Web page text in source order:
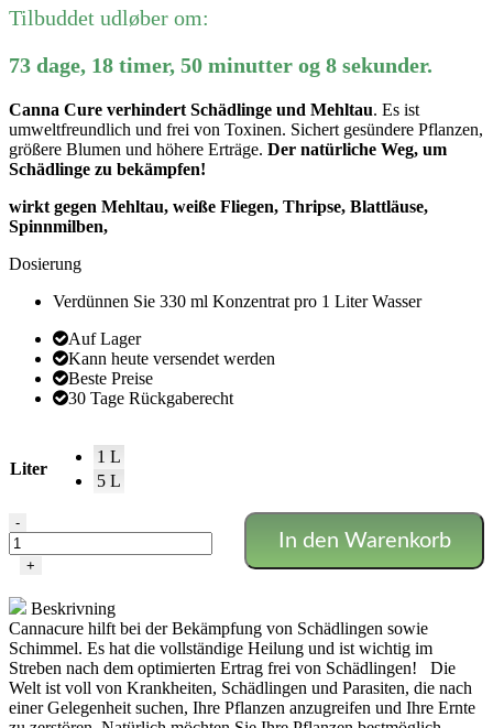
€64
bis
Tilbuddet udløber om:
73 dage, 18 timer, 50 minutter og 8 sekunder.
Canna Cure verhindert Schädlinge und Mehltau. Es ist
umweltfreundlich und frei von Toxinen. Sichert gesündere Pflanzen,
größere Blumen und höhere Erträge. Der natürliche Weg, um
Schädlinge zu bekämpfen!
wirkt gegen Mehltau, weiße Fliegen, Thripse, Blattläuse,
Spinnmilben,
Dosierung
Verdünnen Sie 330 ml Konzentrat pro 1 Liter Wasser
Auf Lager
Kann heute versendet werden
Beste Preise
30 Tage Rückgaberecht
Liter
1 L
5 L
Canna
Cure
Menge
-
+
In den Warenkorb
Beskrivning
Cannacure hilft bei der Bekämpfung von Schädlingen sowie
Schimmel. Es hat die vollständige Heilung und ist wichtig im
Streben nach dem optimierten Ertrag frei von Schädlingen! Die
Welt ist voll von Krankheiten, Schädlingen und Parasiten, die nach
einer Gelegenheit suchen, Ihre Pflanzen anzugreifen und Ihre Ernte